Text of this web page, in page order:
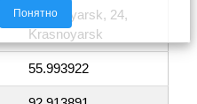
Krasnoyarsk, 24,
Krasnoyarsk
55.993922
Понятно